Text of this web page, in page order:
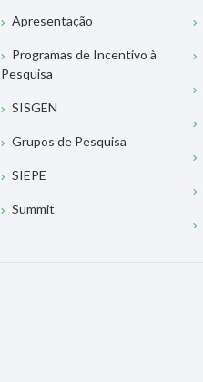
Apresentação
Programas de Incentivo à
Pesquisa
SISGEN
Grupos de Pesquisa
SIEPE
Summit